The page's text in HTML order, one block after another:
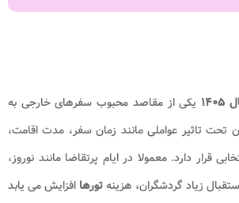
یکی از مقاصد محبوب سفرهای خارجی به
تحت تاثیر عواملی مانند زمان سفر، مدت اقامت،
قرار دارد. معمولا در ایام پرتقاضا مانند نوروز،
زیاد گردشگران، هزینهتورها افزایش می یابد